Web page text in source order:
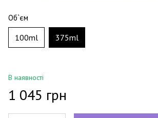
Об`єм
100ml 375ml
В наявності
1 045 грн